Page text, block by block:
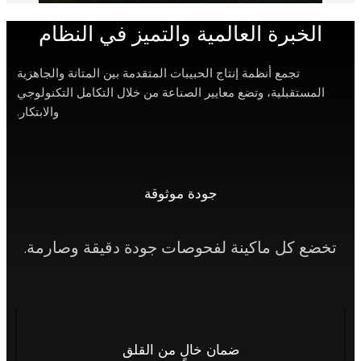
الخبرة العالمية والتميز في النظام
تجمع أنظمة إنتاج الحبيبات المتقدمة بين المتانة والجاهزية
المستقبلية، وتضع معايير الصناعة من خلال التكامل التكنولوجي
والابتكار.
جودة موثوقة
تخضع كل ماكينة لفحوصات جودة دقيقة وصارمة.
ضمان خالٍ من القلق